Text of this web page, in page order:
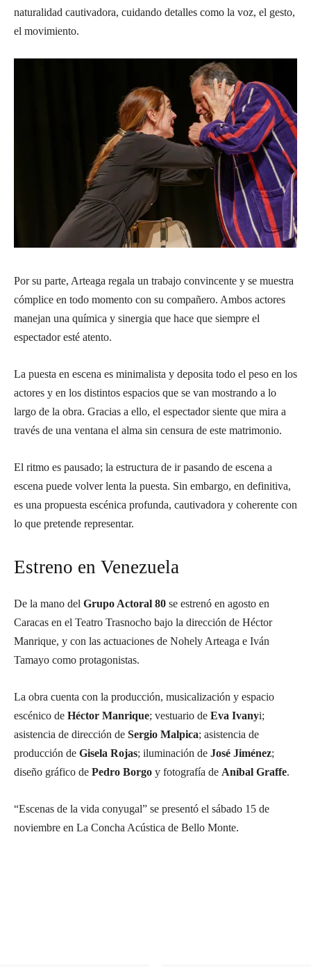
naturalidad cautivadora, cuidando detalles como la voz, el gesto,
el movimiento.
Por su parte, Arteaga regala un trabajo convincente y se muestra
cómplice en todo momento con su compañero. Ambos actores
manejan una química y sinergia que hace que siempre el
espectador esté atento.
La puesta en escena es minimalista y deposita todo el peso en los
actores y en los distintos espacios que se van mostrando a lo
largo de la obra. Gracias a ello, el espectador siente que mira a
través de una ventana el alma sin censura de este matrimonio.
El ritmo es pausado; la estructura de ir pasando de escena a
escena puede volver lenta la puesta. Sin embargo, en definitiva,
es una propuesta escénica profunda, cautivadora y coherente con
lo que pretende representar.
Estreno en Venezuela
De la mano del Grupo Actoral 80 se estrenó en agosto en
Caracas en el Teatro Trasnocho bajo la dirección de Héctor
Manrique, y con las actuaciones de Nohely Arteaga e Iván
Tamayo como protagonistas.
La obra cuenta con la producción, musicalización y espacio
escénico de Héctor Manrique; vestuario de Eva Ivanyi;
asistencia de dirección de Sergio Malpica; asistencia de
producción de Gisela Rojas; iluminación de José Jiménez;
diseño gráfico de Pedro Borgo y fotografía de Aníbal Graffe.
“Escenas de la vida conyugal” se presentó el sábado 15 de
noviembre en La Concha Acústica de Bello Monte.